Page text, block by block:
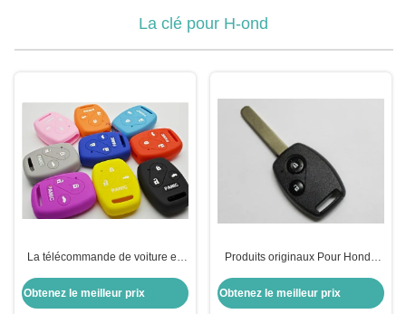
La clé pour H-ond
La télécommande de voiture en
de voiture Honda (couleur
optionnelle)
Obtenez le meilleur prix
Produits originaux Pour Honda
315MHZ 433MHZ Avec puce
ID46
Obtenez le meilleur prix